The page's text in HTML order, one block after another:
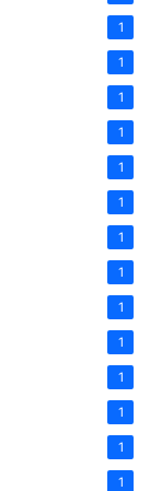
1
1
1
1
1
1
1
1
1
1
1
1
1
1